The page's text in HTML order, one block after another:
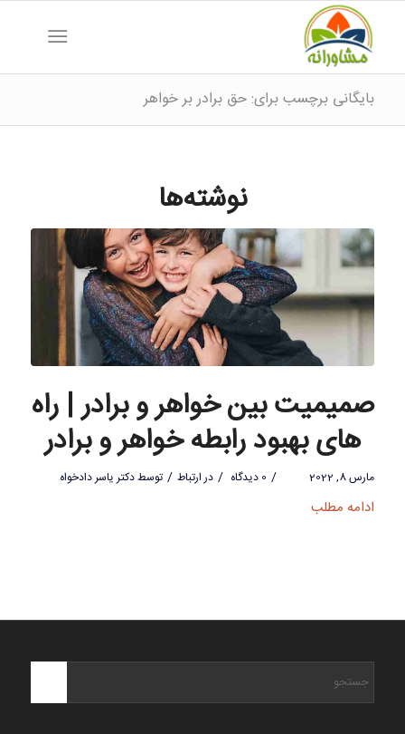
بایگانی برچسب برای: حق برادر بر خواهر
نوشته‌ها
صمیمیت بین خواهر و برادر | راه
های بهبود رابطه خواهر و برادر
مارس 8, 2022 / 0 دیدگاه / در ارتباط / توسطدکتر یاسر دادخواه
ادامه مطلب